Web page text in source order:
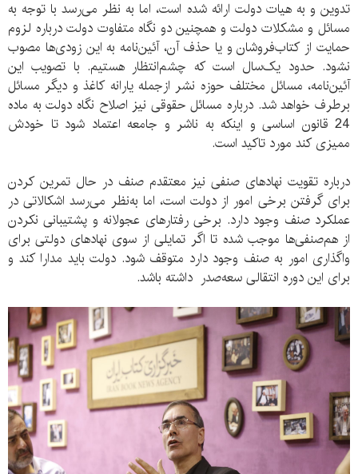
تدوین و به هیات دولت ارائه شده است، اما به نظر می‌رسد با توجه به
مسائل و مشکلات دولت و همچنین دو نگاه متفاوت دولت درباره لزوم
حمایت از کتاب‌فروشان و یا حذف آن، آئین‌نامه به این زودی‌ها مصوب
نشود. حدود یک‌سال است که چشم‌انتظار هستیم. با تصویب این
آئین‌نامه، مسائل مختلف حوزه نشر از‌جمله یارانه کاغذ و دیگر مسائل
برطرف خواهد شد. درباره مسائل حقوقی نیز اصلاح نگاه دولت به ماده
24 قانون اساسی و اینکه به ناشر و جامعه اعتماد شود تا خودش
ممیزی کند مورد تاکید است.
درباره تقویت نهاد‌های صنفی نیز معتقدم صنف در حال تمرین کردن
برای گرفتن برخی امور از دولت است، اما به‌نظر می‌رسد اشکالاتی در
عملکرد صنف وجود دارد. برخی رفتار‌های عجولانه و پشتیبانی نکردن
از هم‌‌صنفی‌ها موجب شده تا اگر تمایلی از سوی نهاد‌‌های دولتی برای
واگذاری امور به صنف وجود دارد متوقف شود. دولت باید مدارا کند و
برای این دوره انتقالی سعه‌صدر داشته باشد.